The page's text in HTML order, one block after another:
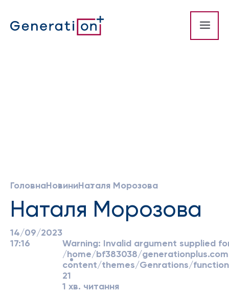
ГоловнаHовиниНаталя Морозова
Наталя Морозова
14/09/2023
17:16
Warning: Invalid argument supplied
/home/bf383038/
content/themes/Genrations/
21
1 хв. читання